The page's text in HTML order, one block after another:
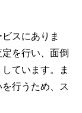
スにありま
を行い、面倒
ています。ま
行うため、ス